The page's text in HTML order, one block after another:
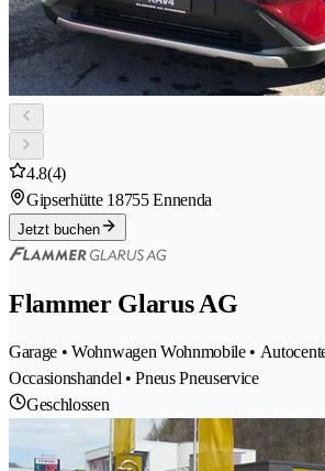
4.8(4)
Gipserhütte 18755 Ennenda
Jetzt buchen
Flammer Glarus AG
Garage • Wohnwagen Wohnmobile •
Occasionshandel • Pneus Pneuservice
Geschlossen